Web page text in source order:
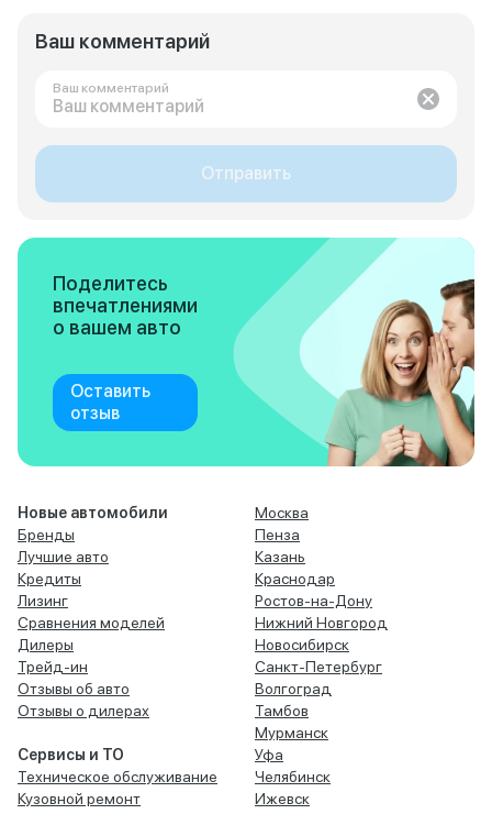
Ваш комментарий
Ваш комментарий
Отправить
Поделитесь
впечатлениями
о вашем авто
Оставить
отзыв
Новые автомобили
Бренды
Лучшие авто
Кредиты
Лизинг
Сравнения моделей
Дилеры
Трейд-ин
Отзывы об авто
Отзывы о дилерах
Сервисы и ТО
Техническое обслуживание
Кузовной ремонт
Москва
Пенза
Казань
Краснодар
Ростов-на-Дону
Нижний Новгород
Новосибирск
Санкт-Петербург
Волгоград
Тамбов
Мурманск
Уфа
Челябинск
Ижевск